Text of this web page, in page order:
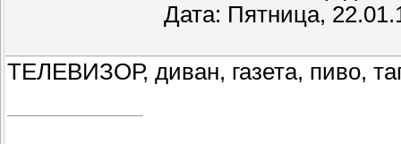
Дата: Пятница,
ТЕЛЕВИЗОР, диван, газета, пиво,